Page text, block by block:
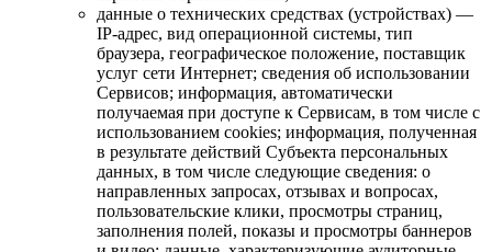
данные о технических средствах (устройствах) —
IP-адрес, вид операционной системы, тип
браузера, географическое положение, поставщик
услуг сети Интернет; сведения об использовании
Сервисов; информация, автоматически
получаемая при доступе к Сервисам, в том числе с
использованием cookies; информация, полученная
в результате действий Субъекта персональных
данных, в том числе следующие сведения: о
направленных запросах, отзывах и вопросах,
пользовательские клики, просмотры страниц,
заполнения полей, показы и просмотры баннеров